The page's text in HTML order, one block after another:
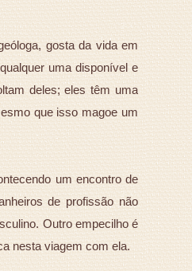
gosta da vida em
uma disponível e
deles; eles têm uma
que isso magoe um
um encontro de
de profissão não
Outro empecilho é
nesta viagem com ela.